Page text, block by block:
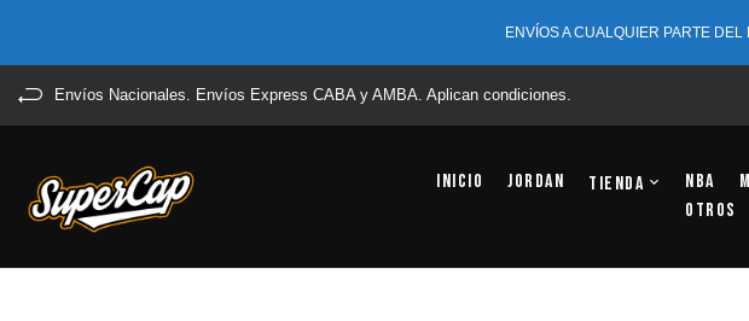
ENVÍOS A CUALQUIER PARTE
Envíos Nacionales. Envíos Express CABA y AMBA. Aplican condiciones.
Inicio Jordan Tienda NBA
OTROS